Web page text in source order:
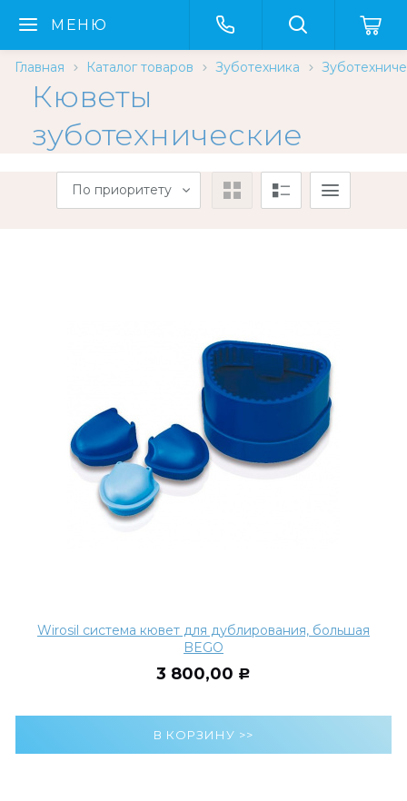
МЕНЮ
Главная Каталог товаров Зуботехника
Кюветы
зуботехнические
По приоритету
Wirosil система кювет для дублирования, большая
BEGO
3 800,00 Р